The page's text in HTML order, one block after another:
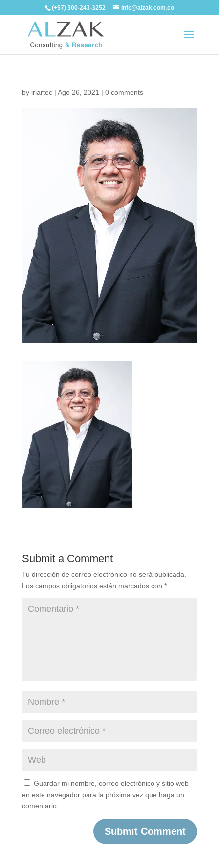
(+57) 300-243-3252 info@alzak.com.co
by iriartec| Ago 26, 2021 | 0 comments
Submit a Comment
Tu dirección de correo electrónico no será publicada.
Los campos obligatorios están marcados con *
Guardar mi nombre, correo electrónico y sitio web
en este navegador para la próxima vez que haga un
comentario.